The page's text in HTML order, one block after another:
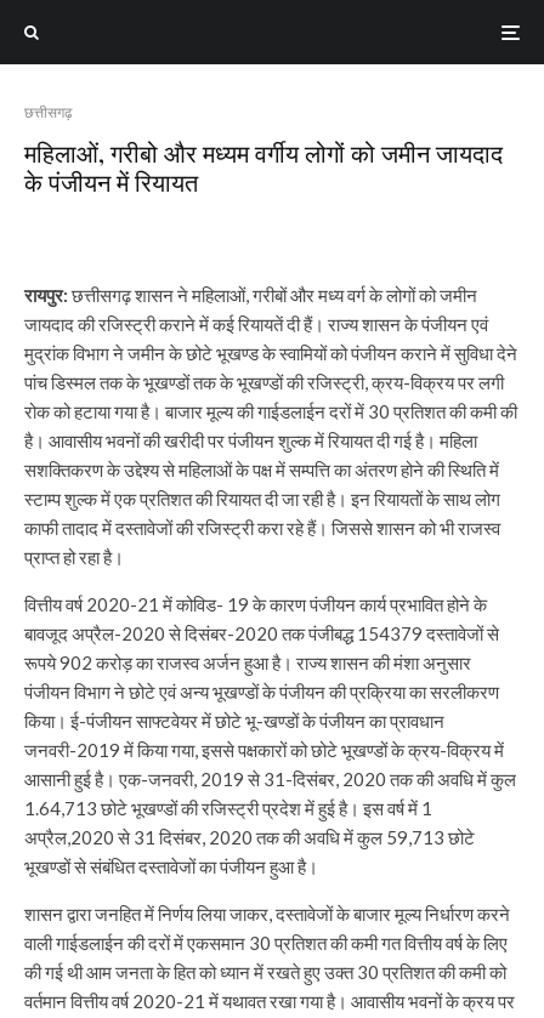
छत्तीसगढ़
महिलाओं, गरीबो और मध्यम वर्गीय लोगों को जमीन जायदाद
के पंजीयन में रियायत
रायपुर:छत्तीसगढ़ शासन ने महिलाओं, गरीबों और मध्य वर्ग के लोगों को जमीन
जायदाद की रजिस्ट्री कराने में कई रियायतें दी हैं। राज्य शासन के पंजीयन एवं
मुद्रांक विभाग ने जमीन के छोटे भूखण्ड के स्वामियों को पंजीयन कराने में सुविधा देने
पांच डिस्मल तक के भूखण्डों तक के भूखण्डों की रजिस्ट्री, क्रय-विक्रय पर लगी
रोक को हटाया गया है। बाजार मूल्य की गाईडलाईन दरों में 30 प्रतिशत की कमी की
है। आवासीय भवनों की खरीदी पर पंजीयन शुल्क में रियायत दी गई है। महिला
सशक्तिकरण के उद्देश्य से महिलाओं के पक्ष में सम्पत्ति का अंतरण होने की स्थिति में
स्टाम्प शुल्क में एक प्रतिशत की रियायत दी जा रही है। इन रियायतों के साथ लोग
काफी तादाद में दस्तावेजों की रजिस्ट्री करा रहे हैं। जिससे शासन को भी राजस्व
प्राप्त हो रहा है।
वित्तीय वर्ष 2020-21 में कोविड- 19 के कारण पंजीयन कार्य प्रभावित होने के
बावजूद अप्रैल-2020 से दिसंबर-2020 तक पंजीबद्ध 154379 दस्तावेजों से
रूपये 902 करोड़ का राजस्व अर्जन हुआ है। राज्य शासन की मंशा अनुसार
पंजीयन विभाग ने छोटे एवं अन्य भूखण्डों के पंजीयन की प्रक्रिया का सरलीकरण
किया। ई-पंजीयन साफ्टवेयर में छोटे भू-खण्डों के पंजीयन का प्रावधान
जनवरी-2019 में किया गया, इससे पक्षकारों को छोटे भूखण्डों के क्रय-विक्रय में
आसानी हुई है। एक-जनवरी, 2019 से 31-दिसंबर, 2020 तक की अवधि में कुल
1.64,713 छोटे भूखण्डों की रजिस्ट्री प्रदेश में हुई है। इस वर्ष में 1
अप्रैल,2020 से 31 दिसंबर, 2020 तक की अवधि में कुल 59,713 छोटे
भूखण्डों से संबंधित दस्तावेजों का पंजीयन हुआ है।
शासन द्वारा जनहित में निर्णय लिया जाकर, दस्तावेजों के बाजार मूल्य निर्धारण करने
वाली गाईडलाईन की दरों में एकसमान 30 प्रतिशत की कमी गत वित्तीय वर्ष के लिए
की गई थी आम जनता के हित को ध्यान में रखते हुए उक्त 30 प्रतिशत की कमी को
वर्तमान वित्तीय वर्ष 2020-21 में यथावत रखा गया है। आवासीय भवनों के क्रय पर